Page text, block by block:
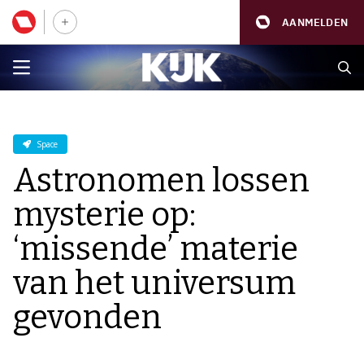
AANMELDEN
Space
Astronomen lossen
mysterie op:
‘missende’ materie
van het universum
gevonden